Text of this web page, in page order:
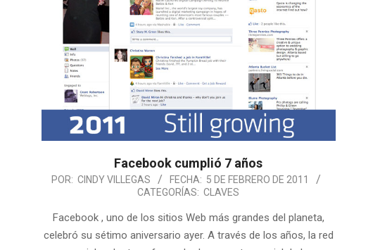
Facebook cumplió 7 años
POR: CINDY VILLEGAS FECHA: 5 DE FEBRERO DE 2011
CATEGORÍAS: CLAVES
Facebook , uno de los sitios Web más grandes del planeta,
celebró su sétimo aniversario ayer. A través de los años, la red